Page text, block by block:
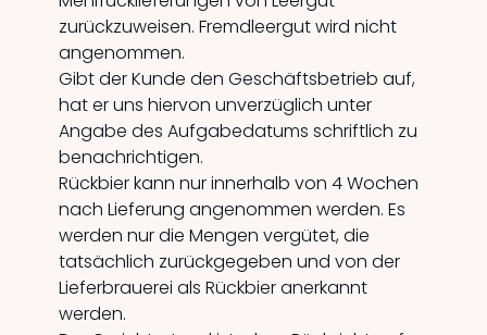
zurückzuweisen. Fremdleergut wird nicht
angenommen.
Gibt der Kunde den Geschäftsbetrieb auf,
hat er uns hiervon unverzüglich unter
Angabe des Aufgabedatums schriftlich zu
benachrichtigen.
Rückbier kann nur innerhalb von 4 Wochen
nach Lieferung angenommen werden. Es
werden nur die Mengen vergütet, die
tatsächlich zurückgegeben und von der
Lieferbrauerei als Rückbier anerkannt
werden.